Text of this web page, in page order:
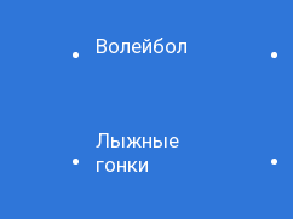
Волейбол
Лыжные
гонки